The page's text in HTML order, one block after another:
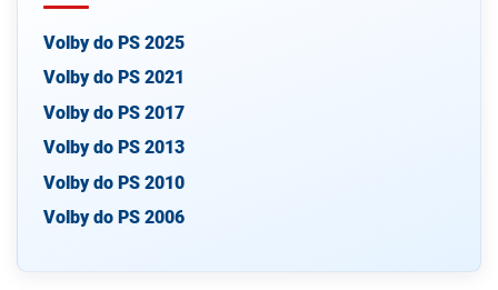
Volby do PS 2025
Volby do PS 2021
Volby do PS 2017
Volby do PS 2013
Volby do PS 2010
Volby do PS 2006